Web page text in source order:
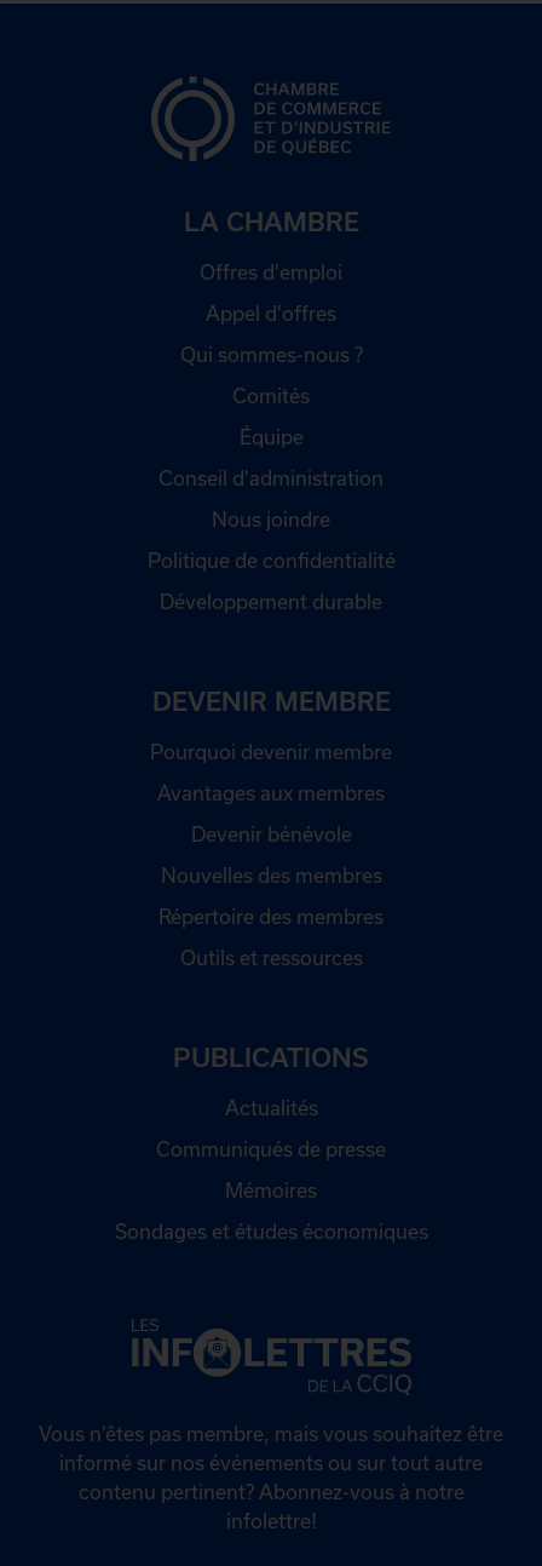
LA CHAMBRE
Offres d'emploi
Appel d'offres
Qui sommes-nous ?
Comités
Équipe
Conseil d'administration
Nous joindre
Politique de confidentialité
Développement durable
DEVENIR MEMBRE
Pourquoi devenir membre
Avantages aux membres
Devenir bénévole
Nouvelles des membres
Répertoire des membres
Outils et ressources
PUBLICATIONS
Actualités
Communiqués de presse
Mémoires
Sondages et études économiques
Vous n’êtes pas membre, mais vous souhaitez être
informé sur nos événements ou sur tout autre
contenu pertinent? Abonnez-vous à notre
infolettre!